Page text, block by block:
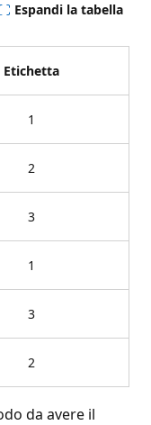
Espandi la tabella
Etichetta
1
2
3
1
3
2
da avere il